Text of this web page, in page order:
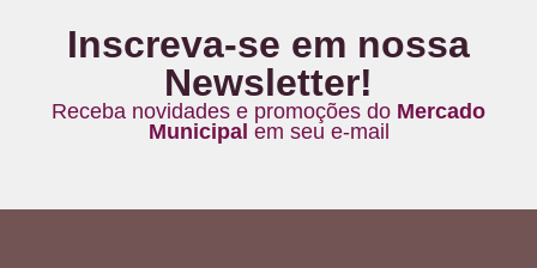
Inscreva-se em nossa
Newsletter!
Receba novidades e promoções do Mercado
Municipal em seu e-mail